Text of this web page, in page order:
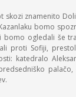
skozi znamenito
bomo
ogledali še
proti Sofiji,
katedralo